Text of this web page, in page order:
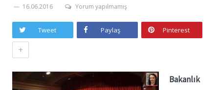
16.06.2016 Yorum yapılmamış
Tweet Paylaş Pinterest
+
Bakanlık